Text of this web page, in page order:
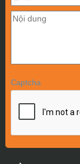
Captcha